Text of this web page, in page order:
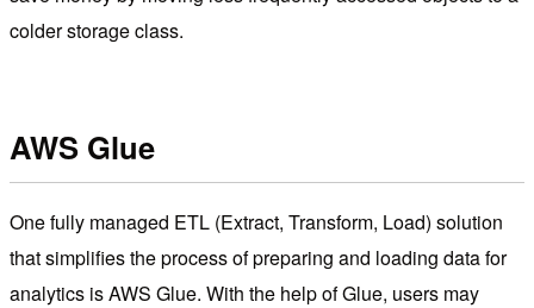
colder storage class.
AWS Glue
One fully managed ETL (Extract, Transform, Load) solution
that simplifies the process of preparing and loading data for
analytics is AWS Glue. With the help of Glue, users may